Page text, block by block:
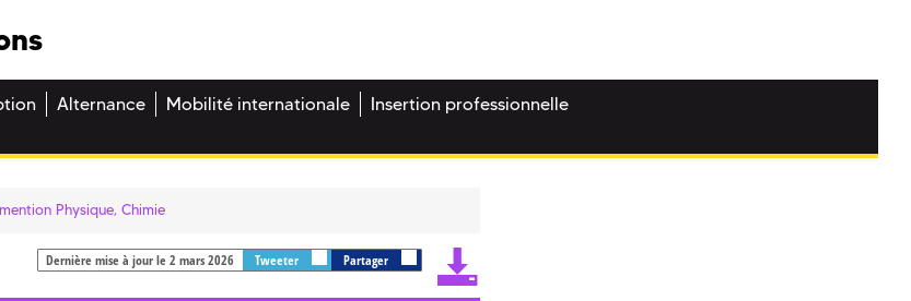
Alternance Mobilité internationale
Insertion professionnelle
Physique, Chimie
Dernière mise à jour le 2 mars 2026 Tweeter Partager